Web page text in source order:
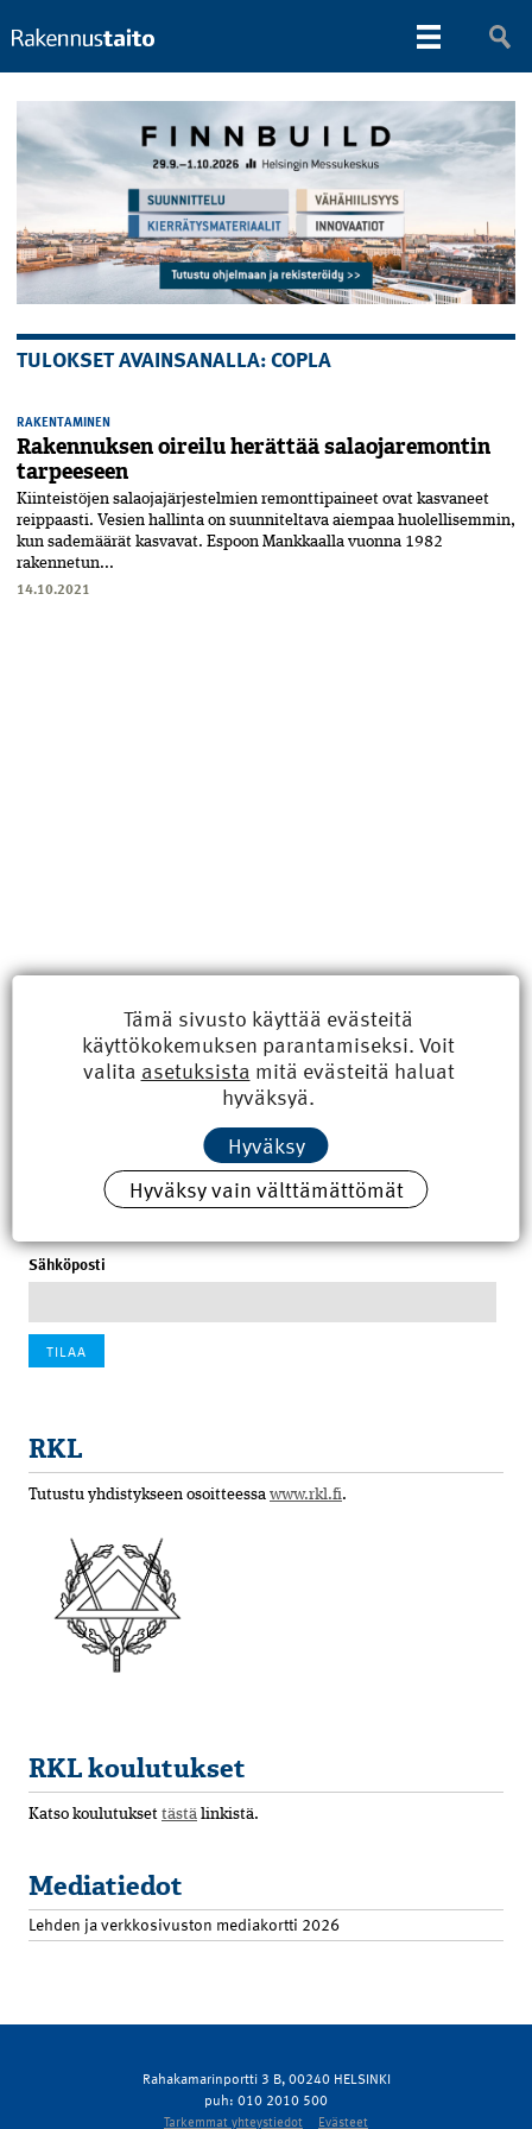
TULOKSET AVAINSANALLA: COPLA
RAKENTAMINEN
Rakennuksen oireilu herättää salaojaremontin
tarpeeseen
Kiinteistöjen salaojajärjestelmien remonttipaineet ovat kasvaneet
reippaasti. Vesien hallinta on suunniteltava aiempaa huolellisemmin,
kun sademäärät kasvavat. Espoon Mankkaalla vuonna 1982
rakennetun...
14.10.2021
Uusimmat
Kyberisku kiinteistötietoihin haittaisi energiarakentamista
8.6.2026 15:21
100 vuotta sitten: Rajajoen uusi rautatiesilta
Tilaa uutiskirje
Sähköposti
RKL
Tutustu yhdistykseen osoitteessa www.rkl.fi.
RKL koulutukset
Katso koulutukset tästä linkistä.
Mediatiedot
Lehden ja verkkosivuston mediakortti 2026
Rahakamarinportti 3 B, 00240 HELSINKI
puh: 010 2010 500
Tarkemmat yhteystiedot Evästeet
Tämä sivusto käyttää evästeitä
käyttökokemuksen parantamiseksi. Voit
valita asetuksista mitä evästeitä haluat
hyväksyä.
Hyväksy
Hyväksy vain välttämättömät